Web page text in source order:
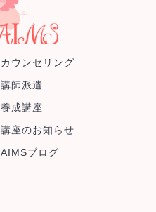
カウンセリング
講師派遣
養成講座
講座のお知らせ
AIMSブログ